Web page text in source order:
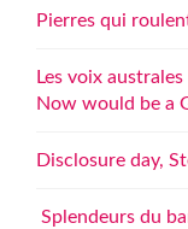
Pierres qui
Les voix
Now would be a
Disclosure day,
Splendeurs du